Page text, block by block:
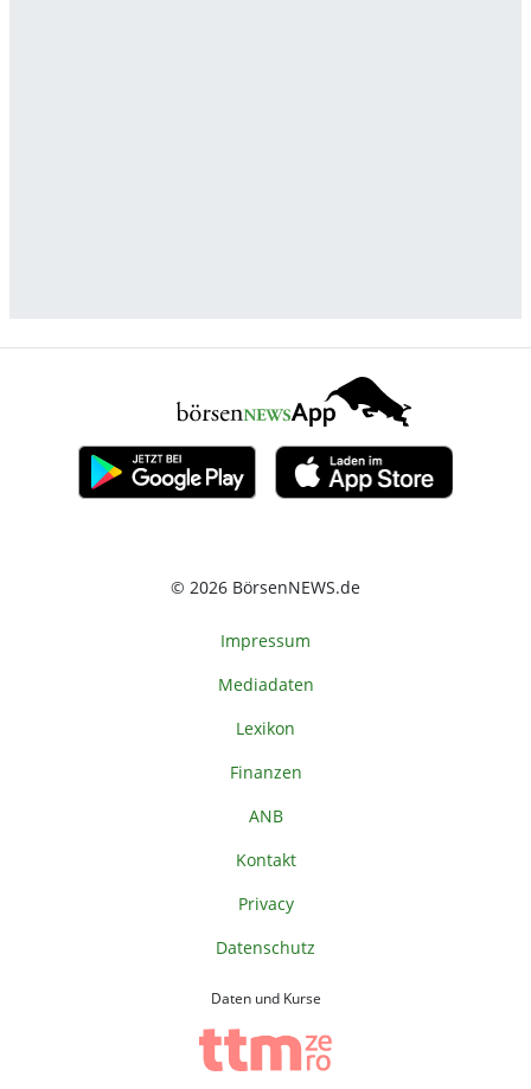
© 2026 BörsenNEWS.de
Impressum
Mediadaten
Lexikon
Finanzen
ANB
Kontakt
Privacy
Datenschutz
Daten und Kurse